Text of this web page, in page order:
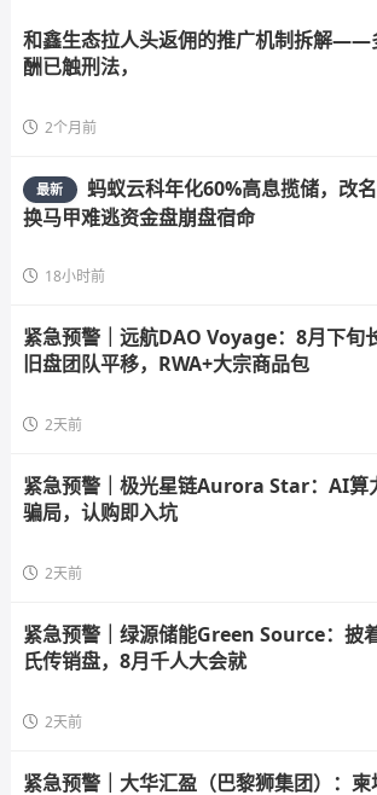
和鑫生态拉人头返佣的推广机制拆解——
酬已触刑法，
2个月前
最新
蚂蚁云科年化60%高息揽储，改名
换马甲难逃资金盘崩盘宿命
18小时前
紧急预警｜远航DAO Voyage：8月下旬
旧盘团队平移，RWA+大宗商品包
2天前
紧急预警｜极光星链Aurora Star：AI算
骗局，认购即入坑
2天前
紧急预警｜绿源储能Green Source：披
氏传销盘，8月千人大会就
2天前
紧急预警｜大华汇盈（巴黎狮集团）：柬